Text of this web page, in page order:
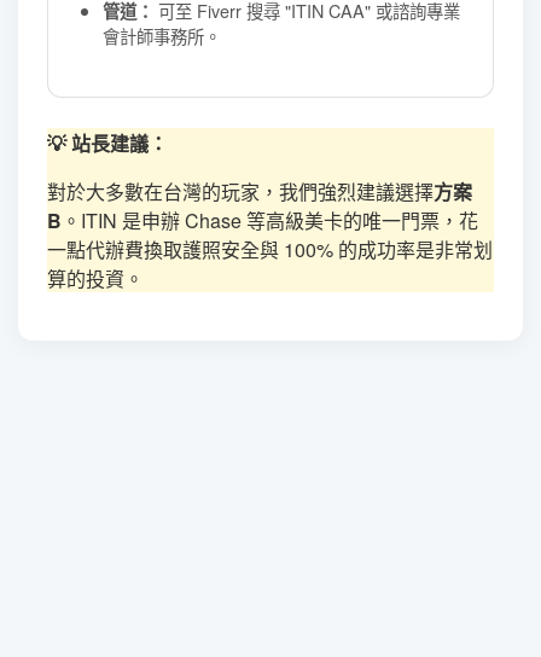
管道： 可至 Fiverr 搜尋 "ITIN CAA" 或諮詢專業
會計師事務所。
💡 站長建議：
對於大多數在台灣的玩家，我們強烈建議選擇方案
B 。ITIN 是申辦 Chase 等高級美卡的唯一門票，花
一點代辦費換取護照安全與 100% 的成功率是非常划
算的投資。